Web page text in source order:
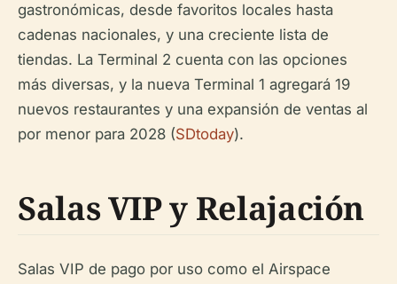
gastronómicas, desde favoritos locales hasta
cadenas nacionales, y una creciente lista de
tiendas. La Terminal 2 cuenta con las opciones
más diversas, y la nueva Terminal 1 agregará 19
nuevos restaurantes y una expansión de ventas al
por menor para 2028 (SDtoday).
Salas VIP y Relajación
Salas VIP de pago por uso como el Airspace